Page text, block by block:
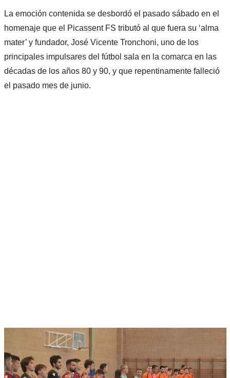
La emoción contenida se desbordó el pasado sábado en el
homenaje que el Picassent FS tributó al que fuera su ‘alma
mater’ y fundador, José Vicente Tronchoni, uno de los
principales impulsares del fútbol sala en la comarca en las
décadas de los años 80 y 90, y que repentinamente falleció
el pasado mes de junio.